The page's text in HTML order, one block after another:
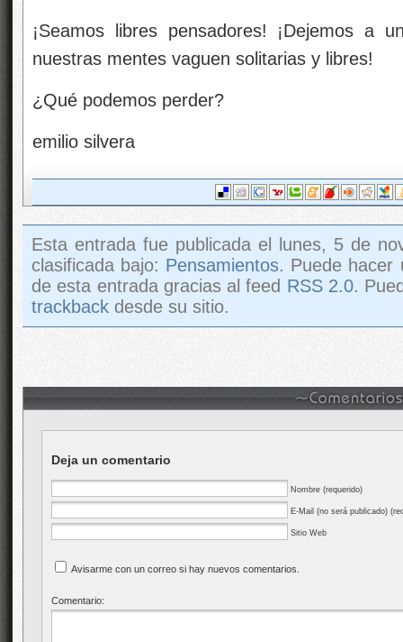
¡Seamos libres pensadores! ¡Dejemos a
nuestras mentes vaguen solitarias y libres!
¿Qué podemos perder?
emilio silvera
Esta entrada fue publicada el lunes, 5 de
clasificada bajo: Pensamientos. Puede hacer
de esta entrada gracias al feed RSS 2.0.
trackback desde su sitio.
Deja un comentario
Nombre (requerido)
E-Mail (no será publicado)
Sitio Web
Avisarme con un correo si hay nuevos comentarios.
Comentario: